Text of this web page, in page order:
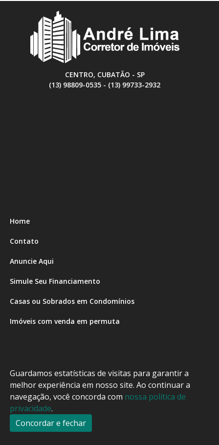
Guardamos estatísticas de visitas para garantir a
melhor experiência em nosso site. Ao continuar a
navegação, você concorda com nossa política de
privacidade.
Concordar e fechar
CENTRO, CUBATÃO - SP
(13) 98809-0535 - (13) 99733-2932
Home
Contato
Anuncie Aqui
Simule Seu Financiamento
Casas ou Sobrados em Condomínios
Imóveis com venda em permuta
Casa com piscina
Apartamento com piscina
Condomínio fechado